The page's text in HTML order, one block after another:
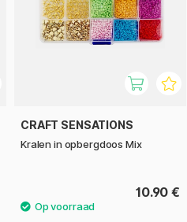
CRAFT SENSATIONS
Kralen in opbergdoos Mix
10.90 €